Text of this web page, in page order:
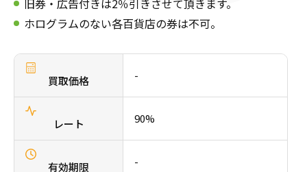
JAL・ANA航空券（株主優待券）
商品券・ギフト券
株主優待券
商品券・ギフト券
店舗情報
お知らせ
旧券・広告付きは2％引きさせて頂きます。
ホログラムのない各百貨店の券は不可。
買取価格 -
レート 90%
有効期限 -